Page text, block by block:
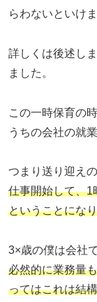
らわないといけま
詳しくは後述し
ました。
この一時保育の
うちの会社の就
つまり送り迎え
仕事開始して、1
ということにな
3×歳の僕は会社
必然的に業務量
ってはこれは結